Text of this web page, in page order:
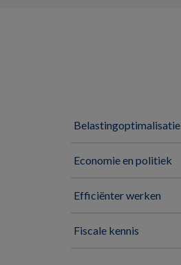
Belastingoptimalisatie
Economie en politiek
Efficiënter werken
Fiscale kennis